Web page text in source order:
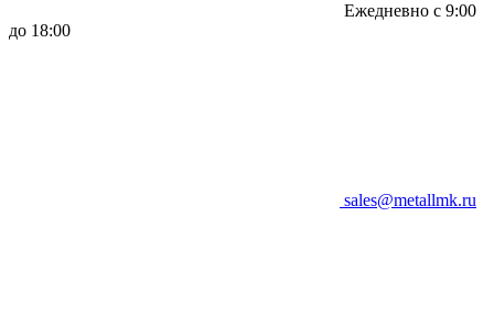
Ежедневно с 9:00
до 18:00
sales@metallmk.ru